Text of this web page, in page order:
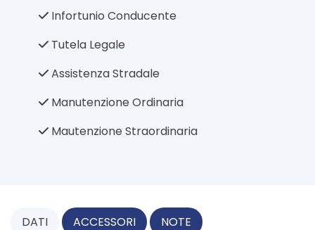
Infortunio Conducente
Tutela Legale
Assistenza Stradale
Manutenzione Ordinaria
Mautenzione Straordinaria
DATI ACCESSORI NOTE